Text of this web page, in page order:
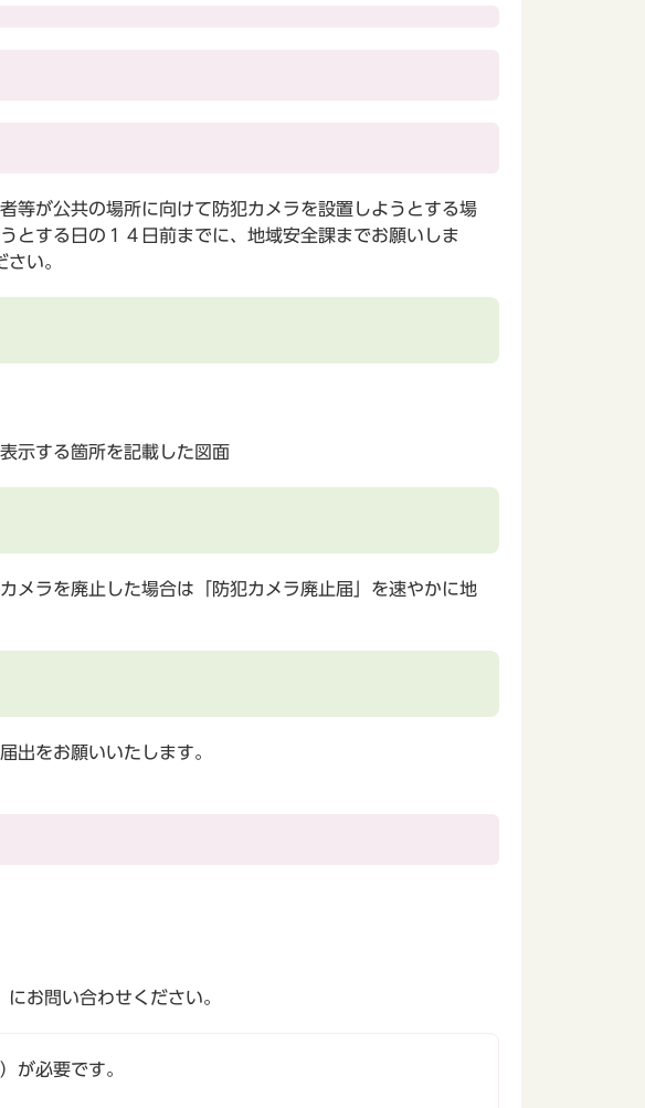
等が公共の場所に向けて防犯カメラを設置しようとする場
とする日の１４日前までに、地域安全課までお願いしま
い。
示する箇所を記載した図面
メラを廃止した場合は「防犯カメラ廃止届」を速やかに地
出をお願いいたします。
お問い合わせください。
必要です。